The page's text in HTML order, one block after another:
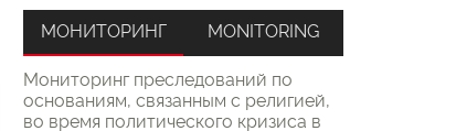
МОНИТОРИНГ
Мониторинг преследований по
основаниям, связанным с религией,
во время политического кризиса в
MONITORING